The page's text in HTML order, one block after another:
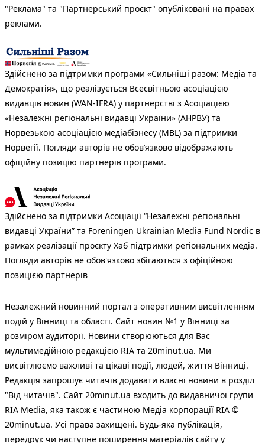
"Реклама" та "Партнерський проєкт" опубліковані на правах
реклами.
Здійснено за підтримки програми «Сильніші разом: Медіа та
Демократія», що реалізується Всесвітньою асоціацією
видавців новин (WAN-IFRA) у партнерстві з Асоціацією
«Незалежні регіональні видавці України» (АНРВУ) та
Норвезькою асоціацією медіабізнесу (MBL) за підтримки
Норвегії. Погляди авторів не обов’язково відображають
офіційну позицію партнерів програми.
Здійснено за підтримки Асоціації “Незалежні регіональні
видавці України” та Foreningen Ukrainian Media Fund Nordic в
рамках реалізації проєкту Хаб підтримки регіональних медіа.
Погляди авторів не обов'язково збігаються з офіційною
позицією партнерів
Незалежний новинний портал з оперативним висвітленням
подій у Вінниці та області. Сайт новин №1 у Вінниці за
розміром аудиторії. Новини створюються для Вас
мультимедійною редакцією RIA та 20minut.ua. Ми
висвітлюємо важливі та цікаві події, людей, життя Вінниці.
Редакція запрошує читачів додавати власні новини в розділ
"Від читачів". Сайт 20minut.ua входить до видавничої групи
RIA Media, яка також є частиною Медіа корпорації RIA ©
20minut.ua. Усі права захищені. Будь-яка публiкацiя,
передрук чи наступне поширення матеріалів сайту у